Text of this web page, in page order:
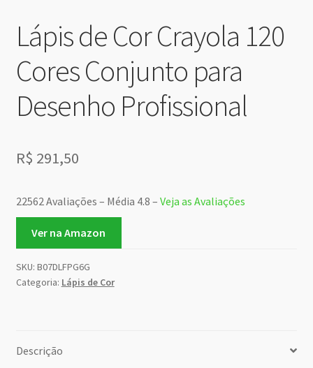
Lápis de Cor Crayola 120
Cores Conjunto para
Desenho Profissional
R$ 291,50
22562 Avaliações – Média 4.8 – Veja as Avaliações
Ver na Amazon
SKU: B07DLFPG6G
Categoria: Lápis de Cor
Descrição